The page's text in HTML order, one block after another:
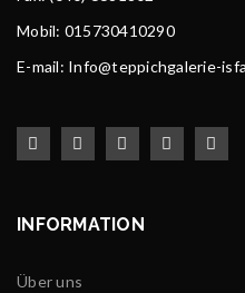
Mobil: 015730410290
E-mail: Info@teppichgalerie-
INFORMATION
Über uns